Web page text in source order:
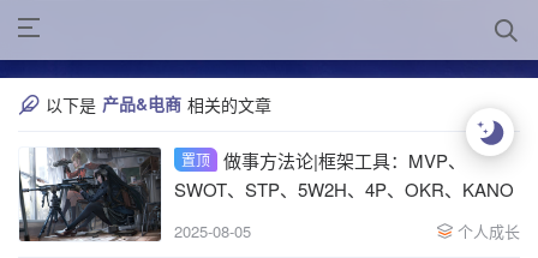
以下是 产品&电商 相关的文章
置顶
做事方法论|框架工具：MVP、
SWOT、STP、5W2H、4P、OKR、KANO
2025-08-05 个人成长